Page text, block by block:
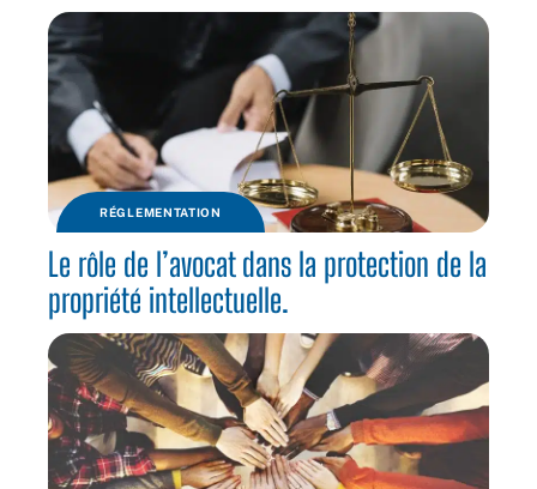
RÉGLEMENTATION
Le rôle de l’avocat dans la protection de la
propriété intellectuelle.